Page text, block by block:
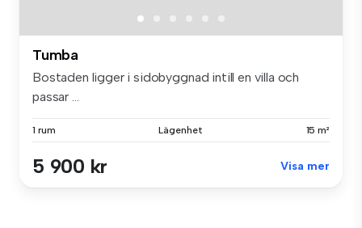
Tumba
Bostaden ligger i sidobyggnad intill en villa och
passar ...
1 rum Lägenhet 15 m²
5 900 kr Visa mer